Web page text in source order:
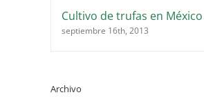
Cultivo de trufas en México
septiembre 16th, 2013
Archivo